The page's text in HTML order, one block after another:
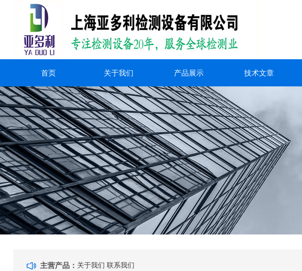
首页 关于我们 产品展示 技术文章
主营产品： 关于我们 联系我们